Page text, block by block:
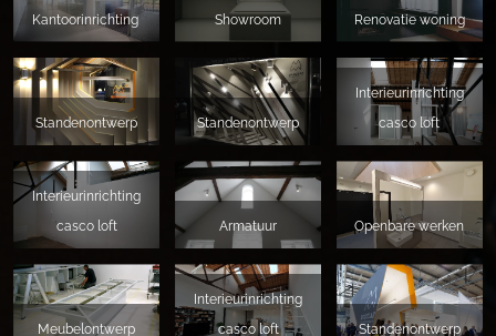
Kantoorinrichting Showroom Renovatie woning
Standenontwerp Standenontwerp
Interieurinrichting
casco loft
Interieurinrichting
casco loft
Armatuur Openbare werken
Meubelontwerp
Interieurinrichting
casco loft
Standenontwerp